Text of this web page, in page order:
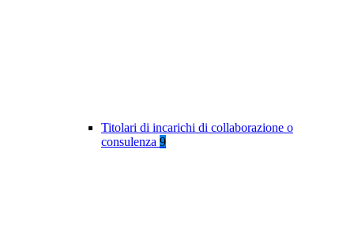
Titolari di incarichi di collaborazione o
consulenza 9